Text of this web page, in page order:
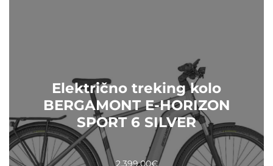
Električno treking kolo
BERGAMONT E-HORIZON
SPORT 6 SILVER
2,399.00€